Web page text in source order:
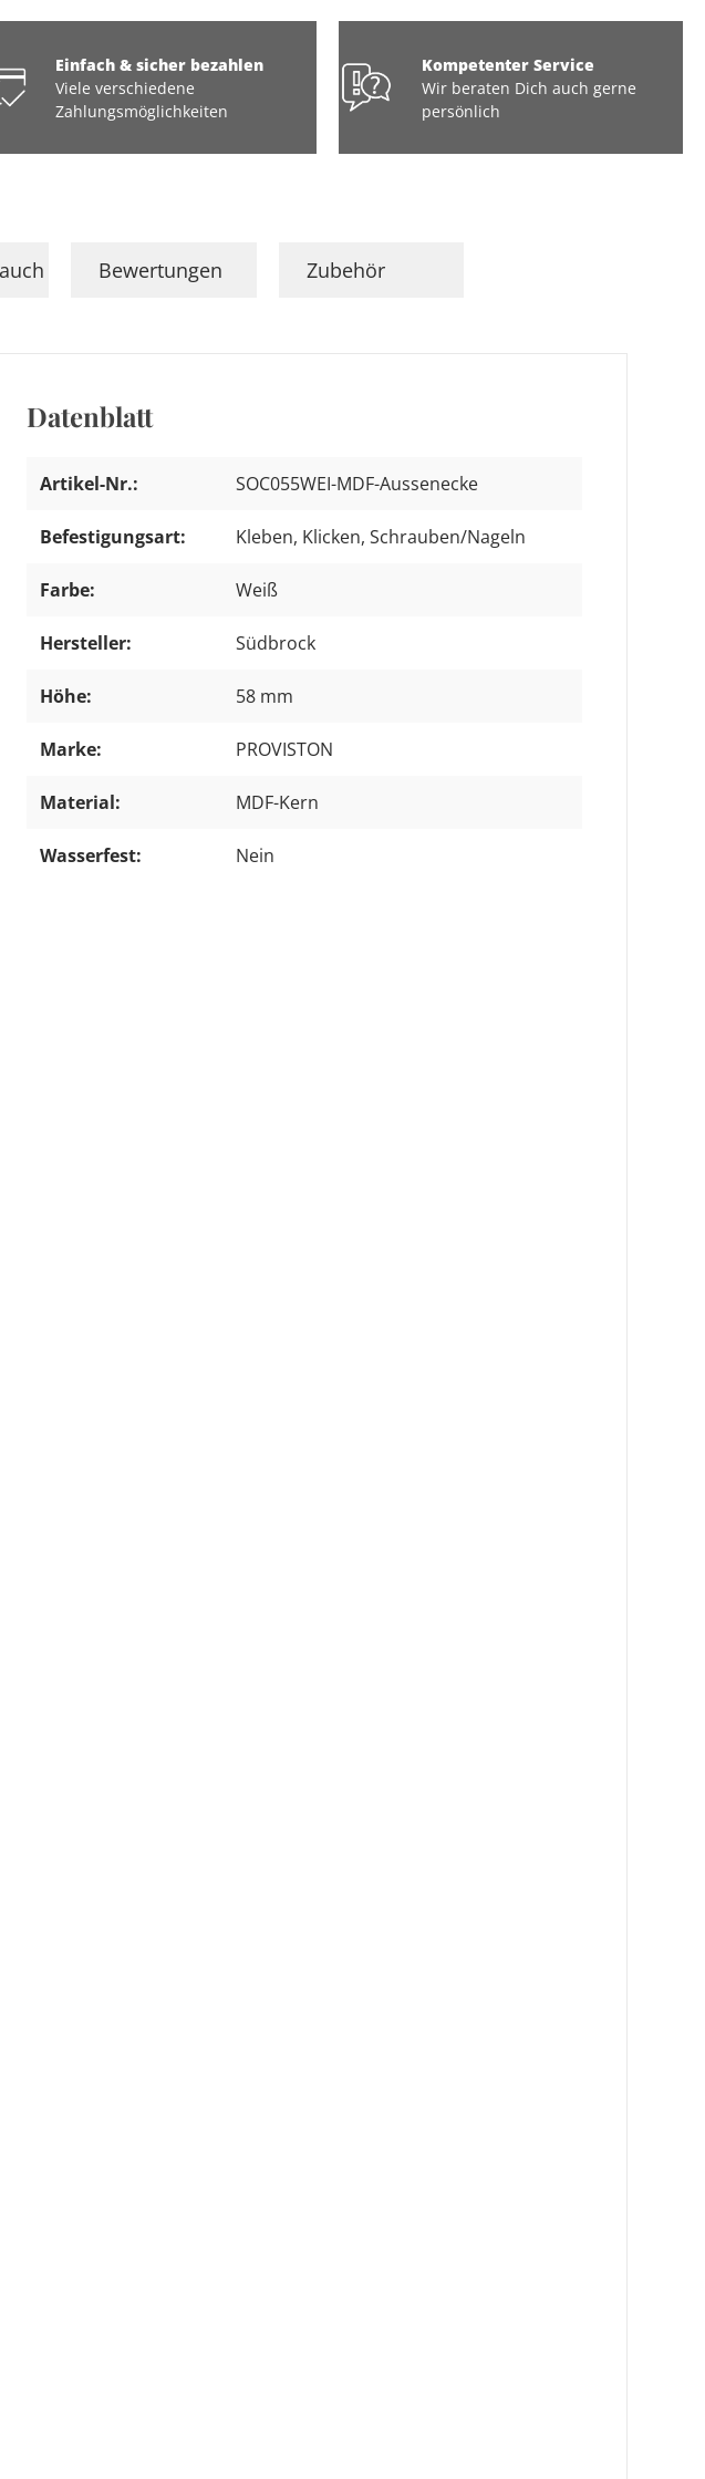
Einfach & sicher bezahlen
Viele verschiedene
Zahlungsmöglichkeiten
Kompetenter Service
Wir beraten Dich auch gerne
persönlich
Bewertungen Zubehör
Datenblatt
Artikel-Nr.: SOC055WEI-MDF-Aussenecke
Befestigungsart: Kleben, Klicken, Schrauben/Nageln
Farbe: Weiß
Hersteller: Südbrock
Höhe: 58 mm
Marke: PROVISTON
Material: MDF-Kern
Wasserfest: Nein